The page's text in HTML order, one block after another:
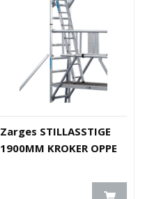
Zarges STILLASSTIGE
1900MM KROKER OPPE